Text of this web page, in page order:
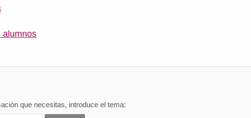
alumnos
que necesitas, introduce el tema: